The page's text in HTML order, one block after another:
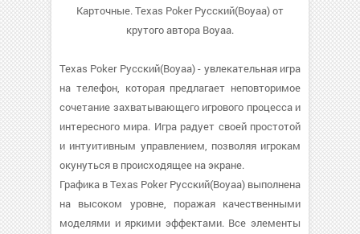
Карточные. Texas Poker Русский(Boyaa) от
крутого автора Boyaa.
Texas Poker Русский(Boyaa) - увлекательная игра
на телефон, которая предлагает неповторимое
сочетание захватывающего игрового процесса и
интересного мира. Игра радует своей простотой
и интуитивным управлением, позволяя игрокам
окунуться в происходящее на экране.
Графика в Texas Poker Русский(Boyaa) выполнена
на высоком уровне, поражая качественными
моделями и яркими эффектами. Все элементы